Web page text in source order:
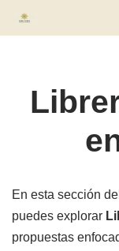
contenido
En esta sección
puedes explorar
propuestas